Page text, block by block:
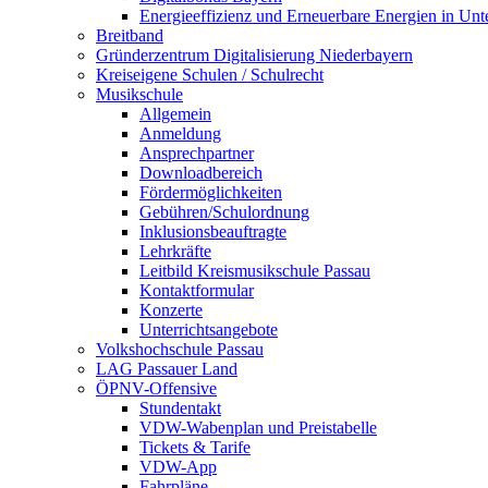
Energieeffizienz und Erneuerbare Energien in
Breitband
Gründerzentrum Digitalisierung Niederbayern
Kreiseigene Schulen / Schulrecht
Musikschule
Allgemein
Anmeldung
Ansprechpartner
Downloadbereich
Fördermöglichkeiten
Gebühren/Schulordnung
Inklusionsbeauftragte
Lehrkräfte
Leitbild Kreismusikschule Passau
Kontaktformular
Konzerte
Unterrichtsangebote
Volkshochschule Passau
LAG Passauer Land
ÖPNV-Offensive
Stundentakt
VDW-Wabenplan und Preistabelle
Tickets & Tarife
VDW-App